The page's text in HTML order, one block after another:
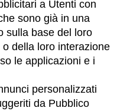
a Utenti con
sono già in una
sulla base del loro
della loro interazione
le applicazioni e i
personalizzati
da Pubblico